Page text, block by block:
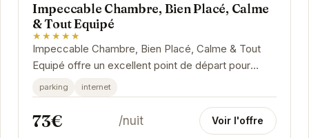
Impeccable Chambre, Bien Placé, Calme
& Tout Equipé
★★★★★
Impeccable Chambre, Bien Placé, Calme & Tout
Equipé offre un excellent point de départ pour
explorer Grenoble. Son emplacement stratégique
permet...
parking internet
73€ /nuit Voir l'offre